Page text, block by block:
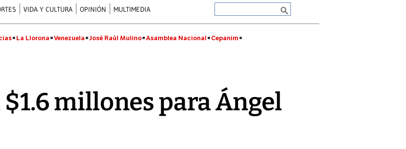
VIDA Y CULTURA OPINIÓN MULTIMEDIA
La Llorona Venezuela José Raúl Mulino Asamblea Nacional Cepanim
millones para Ángel